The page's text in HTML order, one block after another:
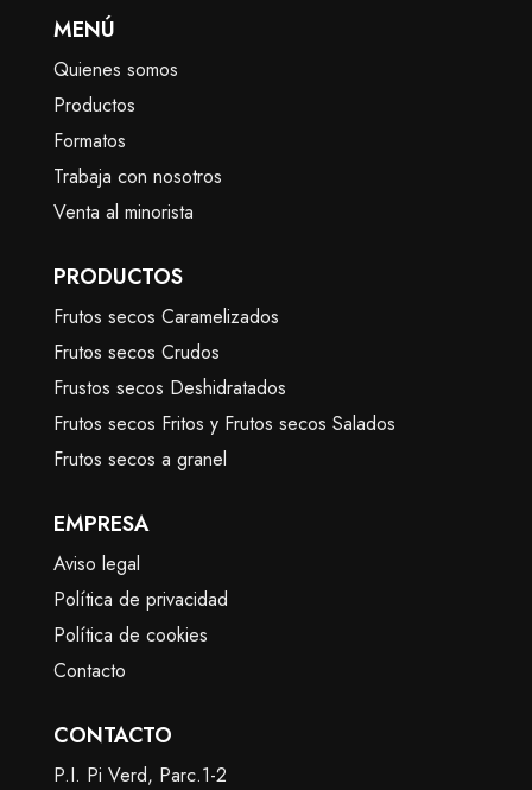
MENÚ
Quienes somos
Productos
Formatos
Trabaja con nosotros
Venta al minorista
PRODUCTOS
Frutos secos Caramelizados
Frutos secos Crudos
Frustos secos Deshidratados
Frutos secos Fritos y Frutos secos Salados
Frutos secos a granel
EMPRESA
Aviso legal
Política de privacidad
Política de cookies
Contacto
CONTACTO
P.I. Pi Verd, Parc.1-2